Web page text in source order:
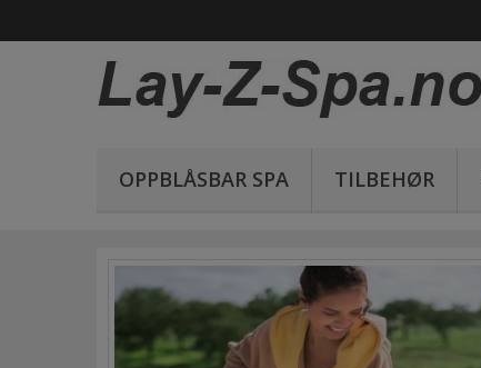
OPPBLÅSBAR SPA TILBEHØR